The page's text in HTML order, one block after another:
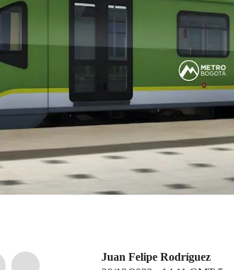
Juan Felipe Rodríguez